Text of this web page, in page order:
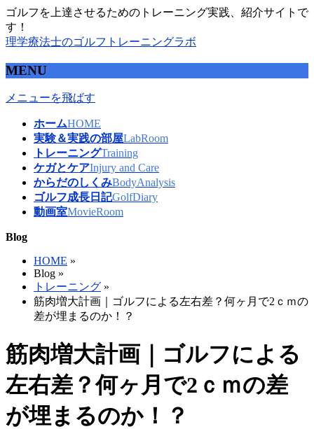
ゴルフを上達させるためのトレーニング実践、紹介サイトで
す！
理学療法士のゴルフトレーニングラボ
MENU
メニューを飛ばす
ホームHOME
実験＆実践の部屋LabRoom
トレーニングTraining
ケガとケアInjury and Care
からだのしくみBodyAnalysis
ゴルフ成長日記GolfDiary
動画室MovieRoom
Blog
HOME »
Blog »
トレーニング »
筋肉増大計画｜ゴルフによる左右差？何ヶ月で2ｃｍの
差が埋まるのか！？
筋肉増大計画｜ゴルフによる
左右差？何ヶ月で2ｃｍの差
が埋まるのか！？